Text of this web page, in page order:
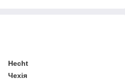
Hecht
Чехія